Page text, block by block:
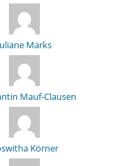
Marks
Mauf-Clausen
Körner